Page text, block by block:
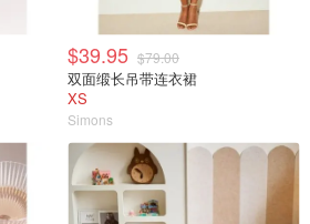
$39.95 $79.00
双面缎长吊带连衣裙
XS
Simons